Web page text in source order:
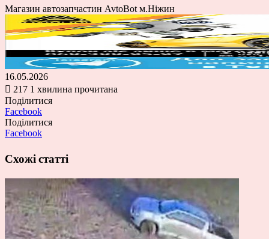
Магазин автозапчастин AvtoBot м.Ніжин
16.05.2026
217 1 хвилина прочитана
Поділитися
Facebook
Поділитися
Facebook
Схожі статті